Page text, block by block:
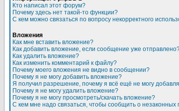
Кто написал этот форум?
Почему здесь нет такой-то функции?
С кем можно связаться по вопросу некорректного
Вложения
Как мне вставить вложение?
Как добавить вложение, если сообщение уже
Как удалить вложение?
Как изменить комментарий к файлу?
Почему моего вложения не видно в сообщении?
Почему я не могу добавить вложение?
Я получил разрешение, почему я всё ещё не могу
Почему я не могу удалить вложение?
Почему я не могу просмотреть/скачать вложение?
С кем мне надо связаться, чтобы сообщить о незаконных